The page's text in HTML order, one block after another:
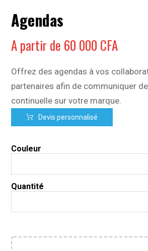
Agendas
A partir de 60 000 CFA
Offrez des agendas à vos
partenaires afin de communiquer
continuelle sur votre marque.
Devis personnalisé
Couleur
Quantité